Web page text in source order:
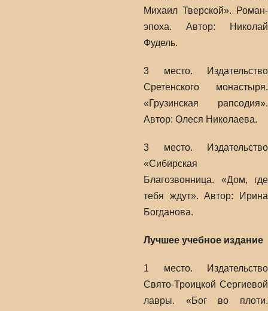
Михаил Тверской». Роман-
эпоха. Автор: Николай
Фудель.
3 место. Издательство
Сретенского монастыря.
«Грузинская рапсодия».
Автор: Олеся Николаева.
3 место. Издательство
«Сибирская
Благозвонница. «Дом, где
тебя ждут». Автор: Ирина
Богданова.
Лучшее учебное издание
1 место. Издательство
Свято-Троицкой Сергиевой
лавры. «Бог во плоти.